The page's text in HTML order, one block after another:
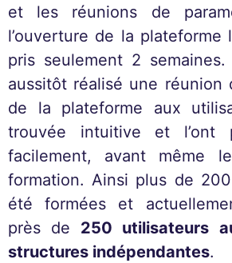
et les réunions de
l’ouverture de la plateforme
pris seulement 2 semaines.
aussitôt réalisé une réunion
de la plateforme aux
trouvée intuitive et l’ont
facilement, avant même
formation. Ainsi plus de
été formées et
près de 250 utilisateurs
structures indépendantes.